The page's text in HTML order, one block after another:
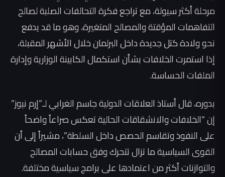
مرحلة أكثر سيولة، مع تراجع فكرة التحالفات الصلبة لصالح
التفاهمات المؤقتة والمصالح المتغيرة، وهو ما قد يدفع
نحو ولادة كتل جديدة داخل البرلمان خلال الأشهر المقبلة،
إذا استمرت الخلافات بشأن استكمال الكابينة الوزارية وإدارة
الملفات الحساسة.
بدوره، قال أستاذ العلاقات الدولية جاسم الغرابي لـ”إرم نيوز”
إن “الخلافات والانشقاقات الحالية تعكس صراعاً واضحاً
على النفوذ وتقاسم الحصص داخل السلطة”، مشيراً إلى أن
القوى السياسية ما تزال تتحرك وفق حسابات المصالح
والتوازنات أكثر من اعتمادها على برامج سياسية مختلفة.